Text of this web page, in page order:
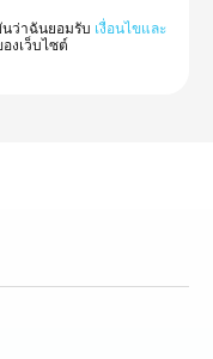
นว่าฉันยอมรับ เงื่อนไขและ
งเว็บไซต์